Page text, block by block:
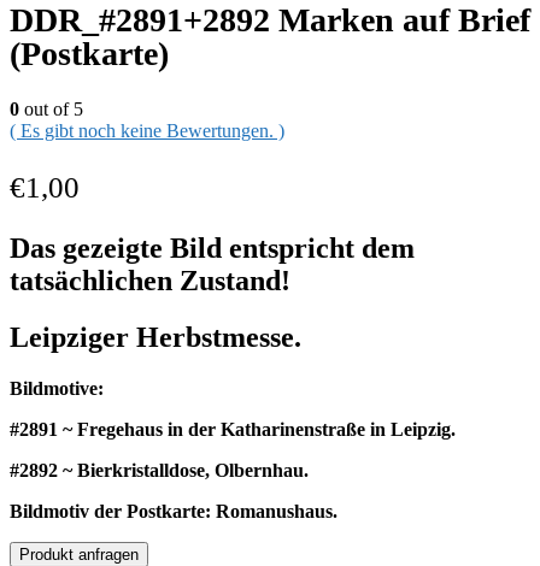
DDR_#2891+2892 Marken auf Brief
(Postkarte)
0 out of 5
( Es gibt noch keine Bewertungen. )
€1,00
Das gezeigte Bild entspricht dem
tatsächlichen Zustand!
Leipziger Herbstmesse.
Bildmotive:
#2891 ~ Fregehaus in der Katharinenstraße in Leipzig.
#2892 ~ Bierkristalldose, Olbernhau.
Bildmotiv der Postkarte: Romanushaus.
Produkt anfragen